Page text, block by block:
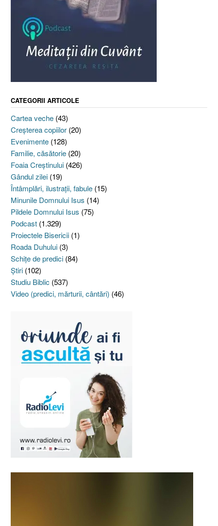
CATEGORII ARTICOLE
Cartea veche (43)
Creşterea copiilor (20)
Evenimente (128)
Familie, căsătorie (20)
Foaia Creştinului (426)
Gândul zilei (19)
Întâmplări, ilustraţii, fabule (15)
Minunile Domnului Isus (14)
Pildele Domnului Isus (75)
Podcast (1.329)
Proiectele Bisericii (1)
Roada Duhului (3)
Schiţe de predici (84)
Ştiri (102)
Studiu Biblic (537)
Video (predici, mărturii, cântări) (46)